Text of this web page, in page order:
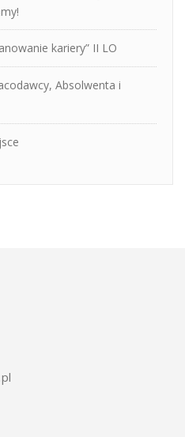
kariery” II LO
Absolwenta i